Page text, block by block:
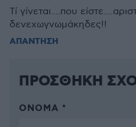
Τί γίνεται....που
δενεχωγνωμάκηδες!!
ΑΠΑΝΤΗΣΗ
ΠΡΟΣΘΗΚΗ
ΌΝΟΜΑ *